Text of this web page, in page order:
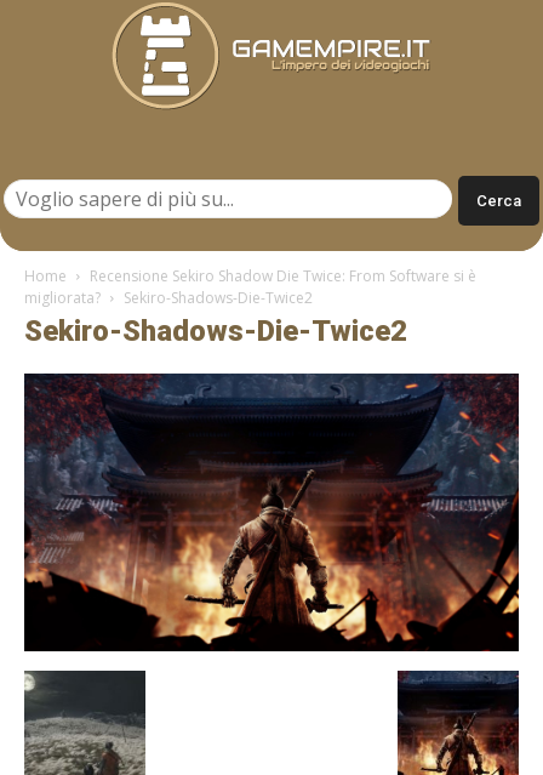
Home
Recensione Sekiro Shadow Die Twice: From Software si è
migliorata?
Sekiro-Shadows-Die-Twice2
Sekiro-Shadows-Die-Twice2